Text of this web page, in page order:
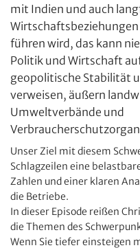
mit Indien und auch
Wirtschaftsbeziehungen
führen wird, das kann
Politik und Wirtschaft
geopolitische Stabilität
verweisen, äußern
Umweltverbände und
Unser Ziel mit diesem
Schlagzeilen eine
Zahlen und einer klaren
die Betriebe.
In dieser Episode reißen
die Themen des
Wenn Sie tiefer einsteigen